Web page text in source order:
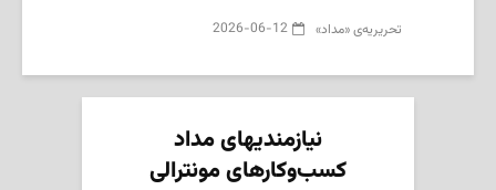
تحریریه‌ی «مداد» 2026-06-12
نیازمندیهای مداد
کسب‌وکارهای مونترالی